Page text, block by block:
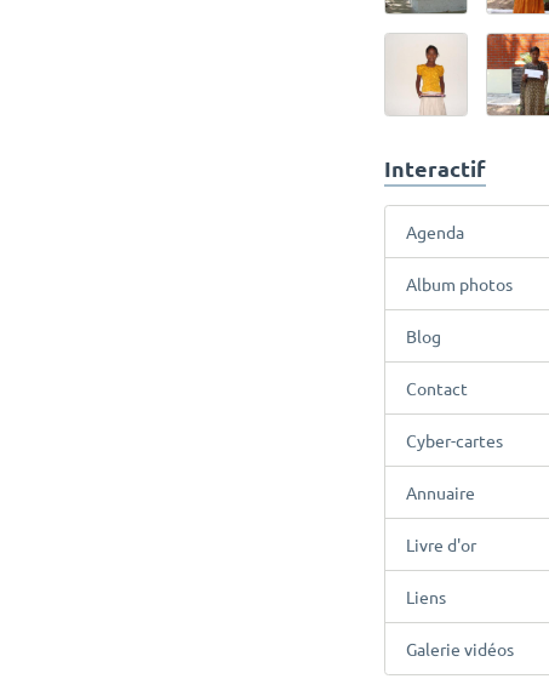
Interactif
Agenda
Album photos
Blog
Contact
Cyber-cartes
Annuaire
Livre d'or
Liens
Galerie vidéos